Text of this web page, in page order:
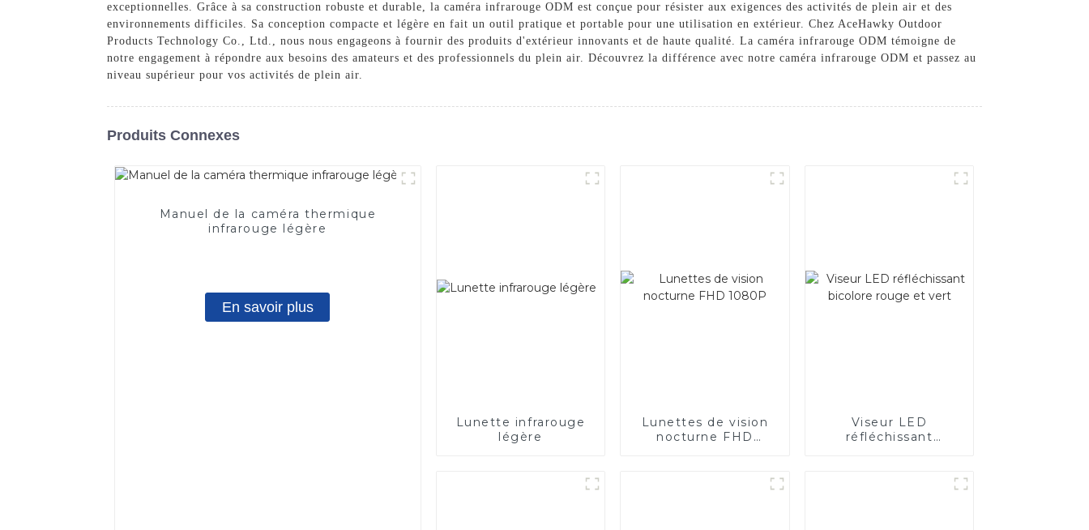
exceptionnelles. Grâce à sa construction robuste et durable, la caméra infrarouge ODM est conçue pour résister aux exigences des activités de plein air et des
environnements difficiles. Sa conception compacte et légère en fait un outil pratique et portable pour une utilisation en extérieur. Chez AceHawky Outdoor
Products Technology Co., Ltd., nous nous engageons à fournir des produits d'extérieur innovants et de haute qualité. La caméra infrarouge ODM témoigne de
notre engagement à répondre aux besoins des amateurs et des professionnels du plein air. Découvrez la différence avec notre caméra infrarouge ODM et passez au
niveau supérieur pour vos activités de plein air.
Produits Connexes
Manuel de la caméra thermique
infrarouge légère
En savoir plus
Lunette infrarouge
légère
Lunettes de vision
nocturne FHD
Viseur LED
réfléchissant